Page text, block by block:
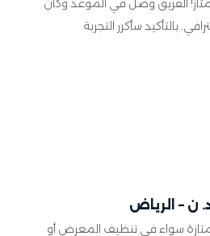
الفريق وصل في الموعد وكان
بالتأكيد سأكرر التجربة
ن – الرياض
سواء في تنظيف المعرض أو